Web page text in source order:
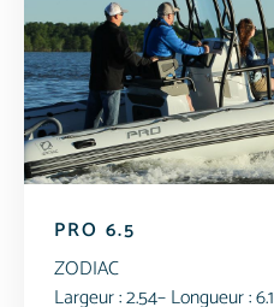
PRO 6.5
ZODIAC
Largeur : 2.54– Longueur : 6.1